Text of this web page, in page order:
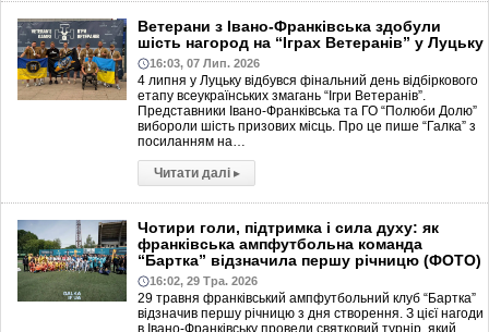
Ветерани з Івано-Франківська здобули
шість нагород на “Іграх Ветеранів” у Луцьку
16:03, 07 Лип. 2026
4 липня у Луцьку відбувся фінальний день відбіркового
етапу всеукраїнських змагань “Ігри Ветеранів”.
Представники Івано-Франківська та ГО “Полюби Долю”
вибороли шість призових місць. Про це пише “Галка” з
посиланням на…
Читати далі ▸
Чотири голи, підтримка і сила духу: як
франківська ампфутбольна команда
“Бартка” відзначила першу річницю (ФОТО)
16:02, 29 Тра. 2026
29 травня франківський ампфутбольний клуб “Бартка”
відзначив першу річницю з дня створення. З цієї нагоди
в Івано-Франківську провели святковий турнір, який